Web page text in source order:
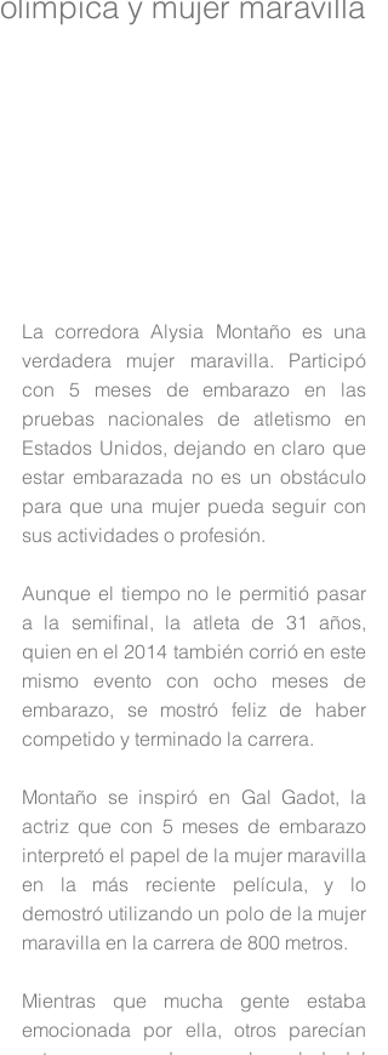
La corredora Alysia Montaño es una
verdadera mujer maravilla. Participó
con 5 meses de embarazo en las
pruebas nacionales de atletismo en
Estados Unidos, dejando en claro que
estar embarazada no es un obstáculo
para que una mujer pueda seguir con
sus actividades o profesión.
Aunque el tiempo no le permitió pasar
a la semifinal, la atleta de 31 años,
quien en el 2014 también corrió en este
mismo evento con ocho meses de
embarazo, se mostró feliz de haber
competido y terminado la carrera.
Montaño se inspiró en Gal Gadot, la
actriz que con 5 meses de embarazo
interpretó el papel de la mujer maravilla
en la más reciente película, y lo
demostró utilizando un polo de la mujer
maravilla en la carrera de 800 metros.
Mientras que mucha gente estaba
emocionada por ella, otros parecían